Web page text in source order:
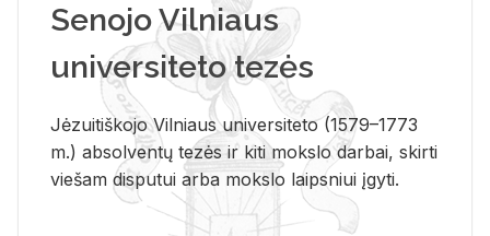
Senojo Vilniaus
universiteto tezės
Jėzuitiškojo Vilniaus universiteto (1579–1773
m.) absolventų tezės ir kiti mokslo darbai, skirti
viešam disputui arba mokslo laipsniui įgyti.